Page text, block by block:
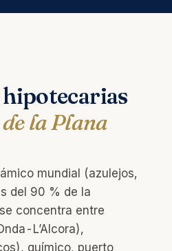
la Plana
mundial (azulejos,
del 90 % de la
concentra entre
L’Alcora),
químico, puerto